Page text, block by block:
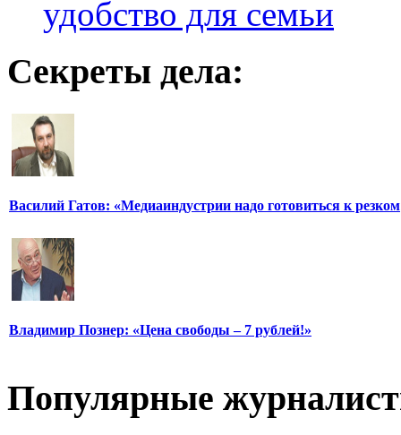
удобство для семьи
Секреты дела:
Василий Гатов: «Медиаиндустрии надо готовиться к резком
Владимир Познер: «Цена свободы – 7 рублей!»
Популярные